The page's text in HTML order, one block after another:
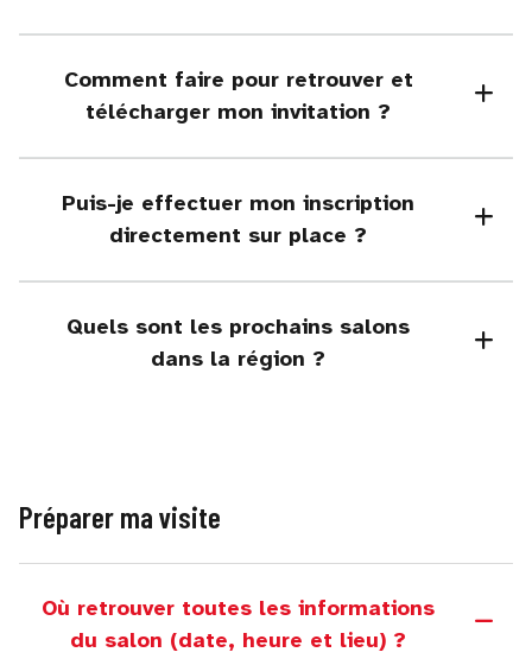
Comment faire pour retrouver et
télécharger mon invitation ?
Puis-je effectuer mon inscription
directement sur place ?
Quels sont les prochains salons
dans la région ?
Préparer ma visite
Où retrouver toutes les informations
du salon (date, heure et lieu) ?